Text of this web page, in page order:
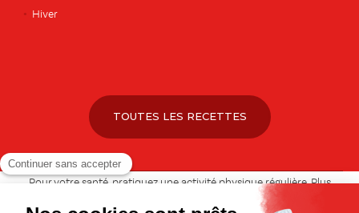
Hiver
TOUTES LES RECETTES
Pour votre santé, pratiquez une activité physique régulière. Plus